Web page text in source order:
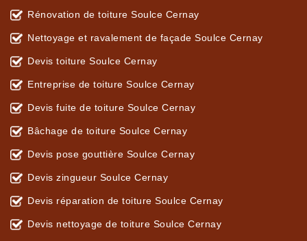
Rénovation de toiture Soulce Cernay
Nettoyage et ravalement de façade Soulce Cernay
Devis toiture Soulce Cernay
Entreprise de toiture Soulce Cernay
Devis fuite de toiture Soulce Cernay
Bâchage de toiture Soulce Cernay
Devis pose gouttière Soulce Cernay
Devis zingueur Soulce Cernay
Devis réparation de toiture Soulce Cernay
Devis nettoyage de toiture Soulce Cernay